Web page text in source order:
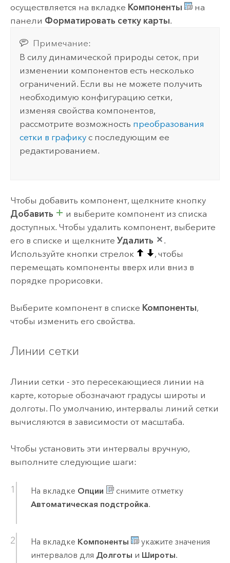
осуществляется на вкладке Компоненты
на
панели Форматировать сетку карты.
Примечание:
В силу динамической природы сеток, при
изменении компонентов есть несколько
ограничений. Если вы не можете получить
необходимую конфигурацию сетки,
изменяя свойства компонентов,
рассмотрите возможность преобразования
сетки в графику с последующим ее
редактированием.
Чтобы добавить компонент, щелкните кнопку
Добавить
и выберите компонент из списка
доступных. Чтобы удалить компонент, выберите
его в списке и щелкните Удалить
.
Используйте кнопки стрелок
, чтобы
перемещать компоненты вверх или вниз в
порядке прорисовки.
Выберите компонент в списке Компоненты,
чтобы изменить его свойства.
Линии сетки
Линии сетки - это пересекающиеся линии на
карте, которые обозначают градусы широты и
долготы. По умолчанию, интервалы линий сетки
вычисляются в зависимости от масштаба.
Чтобы установить эти интервалы вручную,
выполните следующие шаги:
На вкладке Опции
снимите отметку
Автоматическая подстройка.
На вкладке Компоненты
укажите значения
интервалов для Долготы и Широты.